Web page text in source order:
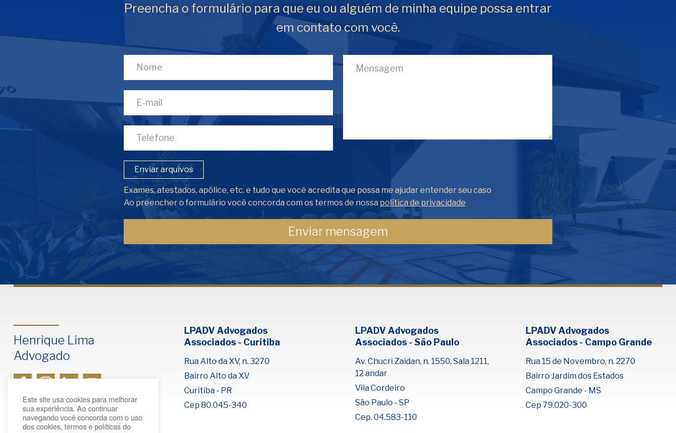
Fale com Henrique Lima
Cadastre-se para começar uma
conversa no WhatsApp
Preencha o formulário para que eu ou alguém de minha equipe possa entrar
em contato com você.
Enviar arquivos
Exames, atestados, apólice, etc. e tudo que você acredita que possa me ajudar entender seu caso
Ao preencher o formulário você concorda com os termos de nossa política de privacidade
Henrique Lima
Advogado
LPADV Advogados
Associados - Curitiba
Rua Alto da XV, n. 3270
Bairro Alto da XV
Curitiba - PR
Cep 80.045-340
LPADV Advogados
Associados - São Paulo
Av. Chucri Zaidan, n. 1550, Sala 1211,
12 andar
Vila Cordeiro
São Paulo - SP
Cep. 04.583-110
LPADV Advogados
Associados - Campo Grande
Rua 15 de Novembro, n. 2270
Bairro Jardim dos Estados
Campo Grande - MS
Cep 79.020-300
Este site usa cookies para melhorar
sua experiência. Ao continuar
navegando você concorda com o uso
dos cookies, termos e políticas do